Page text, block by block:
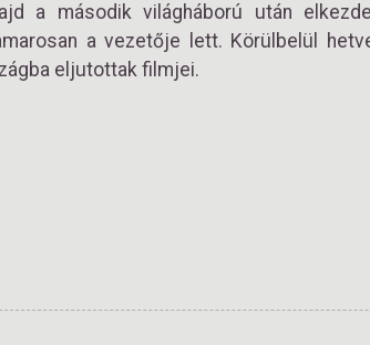
a második világháború után
a vezetője lett. Körülbelül
eljutottak filmjei.